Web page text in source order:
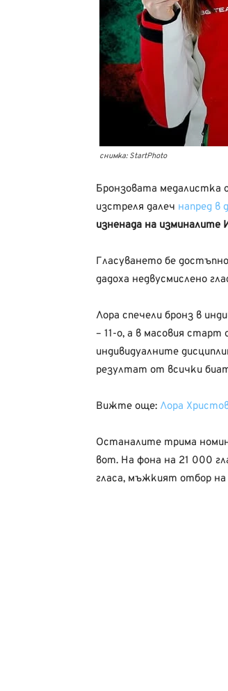
снимка: StartPhoto
Бронзовата медалистка
изстреля далеч напред в
изненада на изминалите
Гласуването бе
дадоха недвусмислено
Лора спечели бронз в
– 11-о, а в масовия
индивидуалните
резултат от всички
Вижте още: Лора
Останалите трима
вот. На фона на 21 000
гласа, мъжкият отбор